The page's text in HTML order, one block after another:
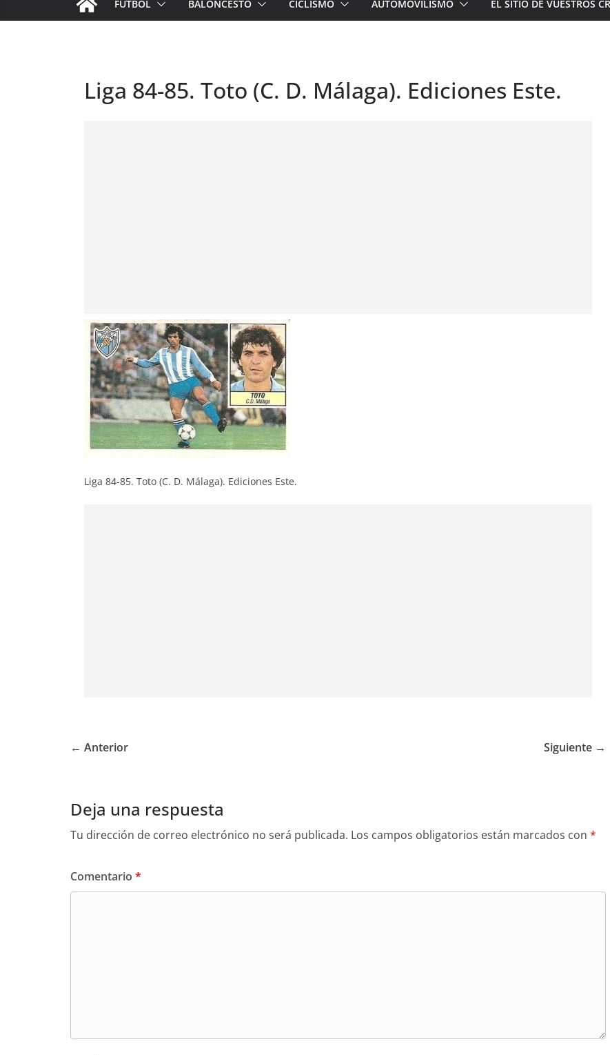
FÚTBOL BALONCESTO CICLISMO AUTOMOVILISMO EL SITIO DE VUESTROS
Liga 84-85. Toto (C. D. Málaga). Ediciones Este.
Liga 84-85. Toto (C. D. Málaga). Ediciones Este.
← Anterior Siguiente →
Deja una respuesta
Tu dirección de correo electrónico no será publicada. Los campos obligatorios están marcados con *
Comentario *